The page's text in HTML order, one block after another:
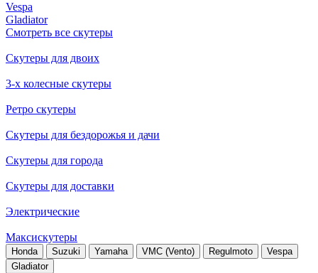
Vespa
Gladiator
Смотреть все скутеры
Скутеры для двоих
3-х колесные скутеры
Ретро скутеры
Скутеры для бездорожья и дачи
Скутеры для города
Скутеры для доставки
Электрические
Максискутеры
Honda Suzuki Yamaha VMC (Vento) Regulmoto
Vespa
Gladiator